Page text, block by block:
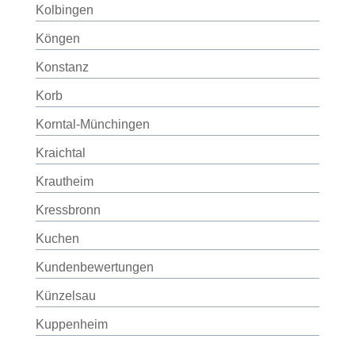
Kolbingen
Köngen
Konstanz
Korb
Korntal-Münchingen
Kraichtal
Krautheim
Kressbronn
Kuchen
Kundenbewertungen
Künzelsau
Kuppenheim